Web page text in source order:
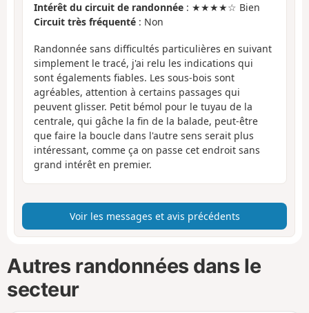
Intérêt du circuit de randonnée : ★★★★☆ Bien
Circuit très fréquenté : Non
Randonnée sans difficultés particulières en suivant
simplement le tracé, j'ai relu les indications qui
sont égalements fiables. Les sous-bois sont
agréables, attention à certains passages qui
peuvent glisser. Petit bémol pour le tuyau de la
centrale, qui gâche la fin de la balade, peut-être
que faire la boucle dans l'autre sens serait plus
intéressant, comme ça on passe cet endroit sans
grand intérêt en premier.
Voir les messages et avis précédents
Autres randonnées dans le
secteur